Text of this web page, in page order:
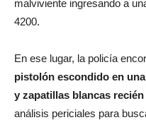
malviviente ingresando a
4200.
En ese lugar, la policía
pistolón escondido en
y zapatillas blancas recién
análisis periciales para